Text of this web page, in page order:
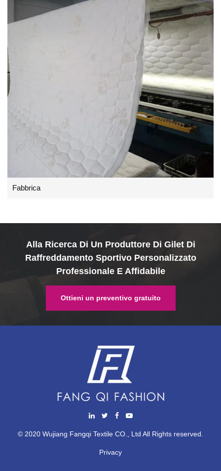
Fabbrica
Alla Ricerca Di Un Produttore Di Gilet Di
Raffreddamento Sportivo Personalizzato
Professionale E Affidabile
Ottieni un preventivo gratuito
© 2020 Wujiang Fangqi Textile CO., Ltd All Rights reserved.
Privacy